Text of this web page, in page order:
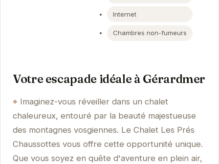
Internet
Chambres non-fumeurs
Votre escapade idéale à Gérardmer
Imaginez-vous réveiller dans un chalet
chaleureux, entouré par la beauté majestueuse
des montagnes vosgiennes. Le Chalet Les Prés
Chaussottes vous offre cette opportunité unique.
Que vous soyez en quête d'aventure en plein air,